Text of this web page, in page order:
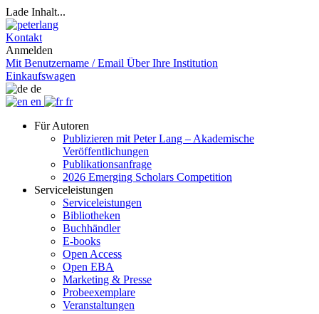
Lade Inhalt...
Kontakt
Anmelden
Mit Benutzername / Email Über Ihre Institution
Einkaufswagen
de
en
fr
Für Autoren
Publizieren mit Peter Lang – Akademische
Veröffentlichungen
Publikationsanfrage
2026 Emerging Scholars Competition
Serviceleistungen
Serviceleistungen
Bibliotheken
Buchhändler
E-books
Open Access
Open EBA
Marketing & Presse
Probeexemplare
Veranstaltungen